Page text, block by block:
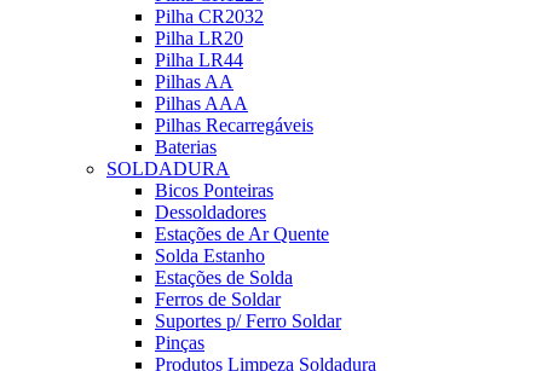
Pilha CR2032
Pilha LR20
Pilha LR44
Pilhas AA
Pilhas AAA
Pilhas Recarregáveis
Baterias
SOLDADURA
Bicos Ponteiras
Dessoldadores
Estações de Ar Quente
Solda Estanho
Estações de Solda
Ferros de Soldar
Suportes p/ Ferro Soldar
Pinças
Produtos Limpeza Soldadura